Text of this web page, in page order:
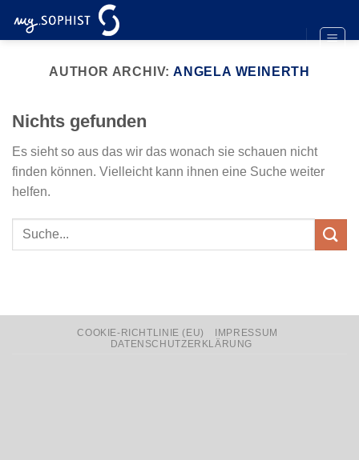
Inhalt
AUTHOR ARCHIV: ANGELA WEINERTH
Nichts gefunden
Es sieht so aus das wir das wonach sie schauen nicht
finden können. Vielleicht kann ihnen eine Suche weiter
helfen.
COOKIE-RICHTLINIE (EU)
IMPRESSUM
DATENSCHUTZERKLÄRUNG